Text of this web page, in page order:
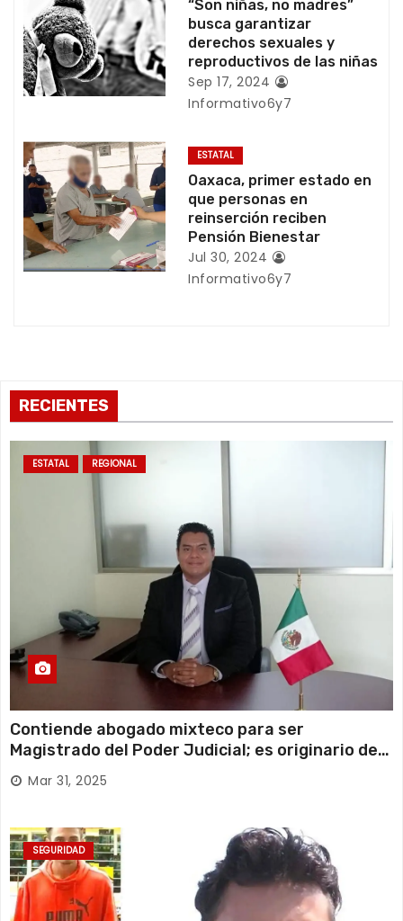
n
t
a
d
a
s
“Son niñas, no madres”
busca garantizar
derechos sexuales y
reproductivos de las niñas
Sep 17, 2024
Informativo6y7
ESTATAL
Oaxaca, primer estado en
que personas en
reinserción reciben
Pensión Bienestar
Jul 30, 2024
Informativo6y7
RECIENTES
ESTATAL REGIONAL
Contiende abogado mixteco para ser
Magistrado del Poder Judicial; es originario de
Huajuapan de León
Mar 31, 2025
SEGURIDAD